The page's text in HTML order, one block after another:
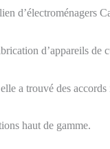
d’électroménagers
d’appareils de
a trouvé des
haut de gamme.